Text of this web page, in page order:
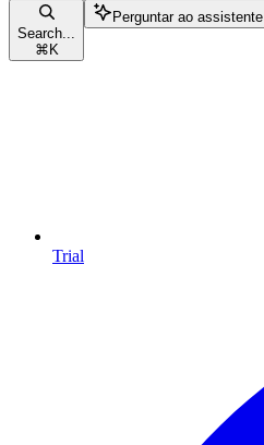
Search...
⌘ K
Perguntar ao assistente
Trial